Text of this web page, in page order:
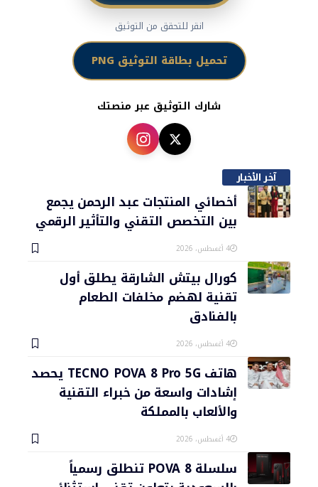
انقر للتحقق من التوثيق
تحميل بطاقة التوثيق PNG
شارك التوثيق عبر منصتك
آخر الأخبار
أخصائي المنتجات عبد الرحمن يجمع
بين التخصص التقني والتأثير الرقمي
4 أغسطس، 2026
كورال بيتش الشارقة يطلق أول
تقنية لهضم مخلفات الطعام
بالفنادق
4 أغسطس، 2026
هاتف TECNO POVA 8 Pro 5G يحصد
إشادات واسعة من خبراء التقنية
والألعاب بالمملكة
4 أغسطس، 2026
سلسلة POVA 8 تنطلق رسمياً